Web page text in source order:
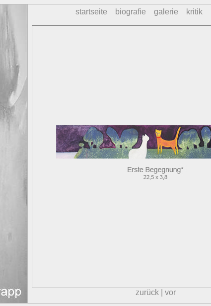
startseite biografie galerie kritik
zurück| vor